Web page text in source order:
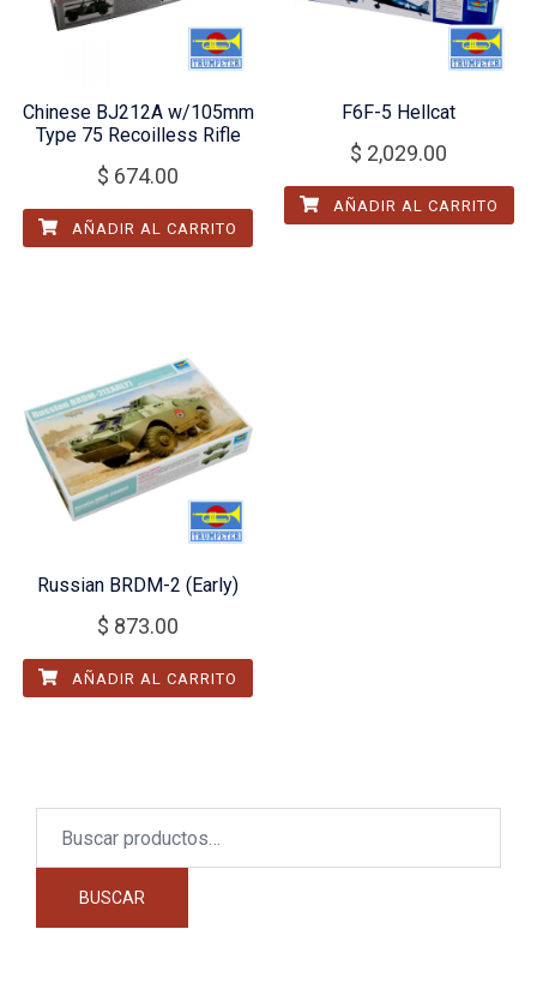
Chinese BJ212A w/105mm
Type 75 Recoilless Rifle
$ 674.00
AÑADIR AL CARRITO
F6F-5 Hellcat
$ 2,029.00
AÑADIR AL CARRITO
Russian BRDM-2 (Early)
$ 873.00
AÑADIR AL CARRITO
BUSCAR